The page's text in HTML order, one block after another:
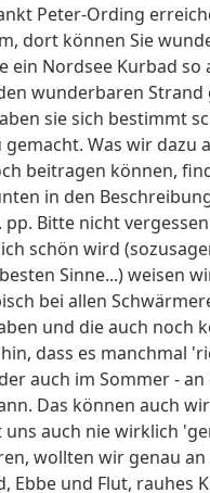
Peter-Ording
dort können Sie
ein Nordsee Kurbad so
wunderbaren Strand
sie sich bestimmt
Was wir dazu
beitragen können,
in den
pp. Bitte nicht
schön wird
Sinne...) weisen
bei allen
und die auch noch
dass es manchmal
auch im Sommer - an
Das können auch
uns auch nie wirklich
wollten wir genau
Ebbe und Flut, rauhes